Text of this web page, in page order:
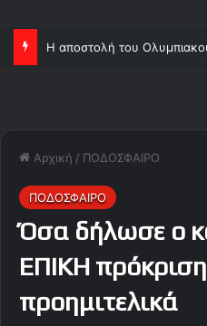
Η αποστολή του
Αρχική / ΠΟΔΟΣΦΑΙΡΟ
ΠΟΔΟΣΦΑΙΡΟ
Όσα δήλωσε ο
ΕΠΙΚΗ
προημιτελικά